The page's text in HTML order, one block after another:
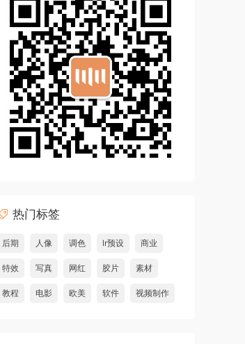
热门标签
后期 人像 调色 lr预设 商业
特效 写真 网红 胶片 素材
教程 电影 欧美 软件 视频制作